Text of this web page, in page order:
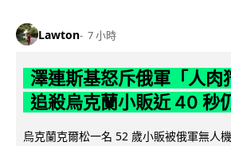
Lawton 7 小時
澤連斯基怒斥俄軍「人肉
追殺烏克蘭小販近 40 秒
烏克蘭克爾松一名 52 歲小販被俄軍無人